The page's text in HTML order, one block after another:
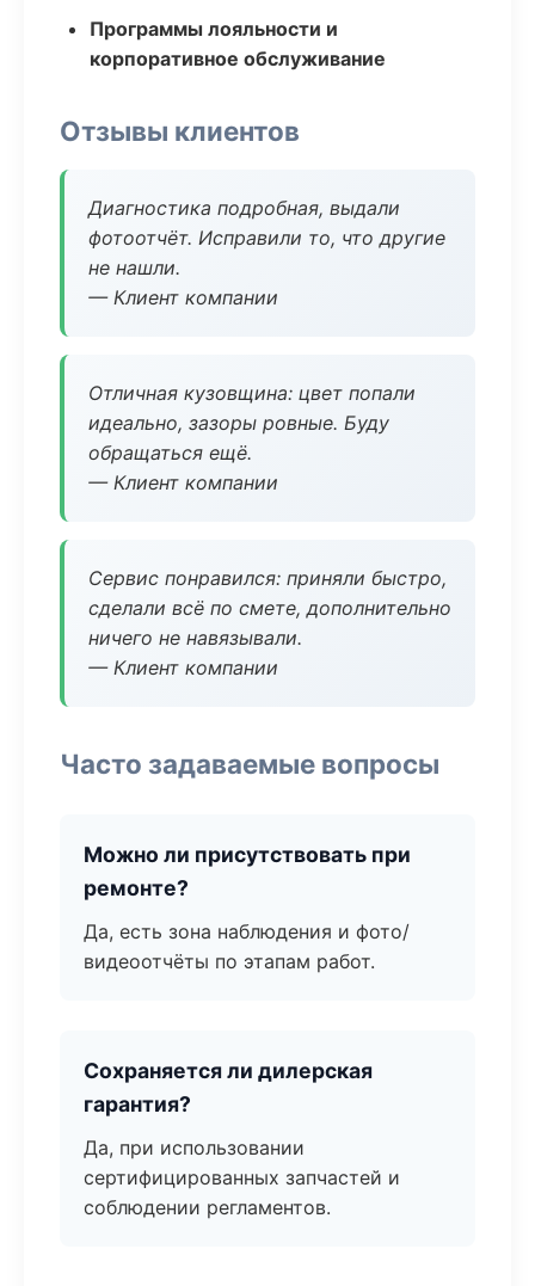
Программы лояльности и
корпоративное обслуживание
Отзывы клиентов
Диагностика подробная, выдали
фотоотчёт. Исправили то, что другие
не нашли.
— Клиент компании
Отличная кузовщина: цвет попали
идеально, зазоры ровные. Буду
обращаться ещё.
— Клиент компании
Сервис понравился: приняли быстро,
сделали всё по смете, дополнительно
ничего не навязывали.
— Клиент компании
Часто задаваемые вопросы
Можно ли присутствовать при
ремонте?
Да, есть зона наблюдения и фото/
видеоотчёты по этапам работ.
Сохраняется ли дилерская
гарантия?
Да, при использовании
сертифицированных запчастей и
соблюдении регламентов.